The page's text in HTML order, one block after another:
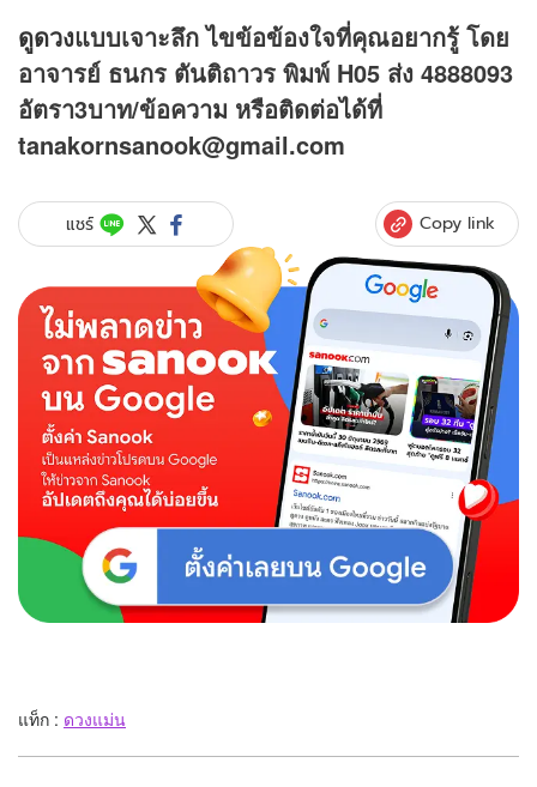
ดูดวงแบบเจาะลึก ไขข้อข้องใจที่คุณอยากรู้ โดย
อาจารย์ ธนกร ตันติถาวร พิมพ์ H05 ส่ง 4888093
อัตรา3บาท/ข้อความ หรือติดต่อได้ที่
tanakornsanook@gmail.com
แชร์ Copy link
แท็ก : ดวงแม่น